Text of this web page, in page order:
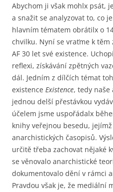
Abychom ji však mohlx psát,
a snažit se analyzovat to, co
hlavním tématem obrátilx o
chvilku. Nyní se vraťme k těm
AF 30 let své existence.
reflexi, získávání zpětných
dál. Jedním z dílčích témat
existence Existence, tedy naše
jednou delší přestávkou
účelem jsme uspořádalx
knihy veřejnou besedu,
anarchistických časopisů.
určitě třeba zachovat nějaké
se věnovalo anarchistické
dokumentovalo dění v rámci
Pravdou však je, že mediální